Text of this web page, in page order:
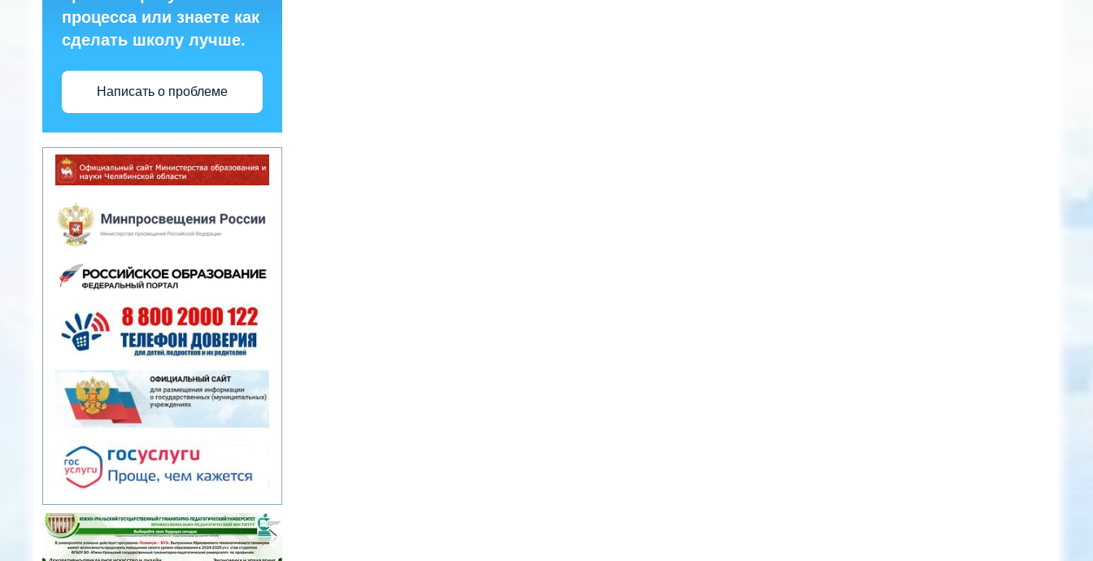
процесса или знаете как
сделать школу лучше.
Написать о проблеме